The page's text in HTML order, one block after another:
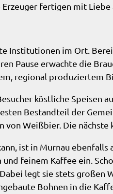
fertigen mit Liebe
Institutionen im Ort.
Pause erwachte die
regional produziertem
köstliche Speisen
Bestandteil der
von Weißbier. Die
ist in Murnau ebenfalls
und feinem Kaffee ein.
legt sie stets großen
Bohnen in die